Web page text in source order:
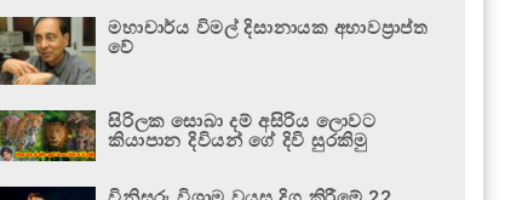
මහාචාර්ය විමල් දිසානායක අභාවප්‍රාප්ත
වේ
සිරිලක සොබා දම් අසිරිය ලොවට
කියාපාන දිවියන් ගේ දිවි සුරකිමු